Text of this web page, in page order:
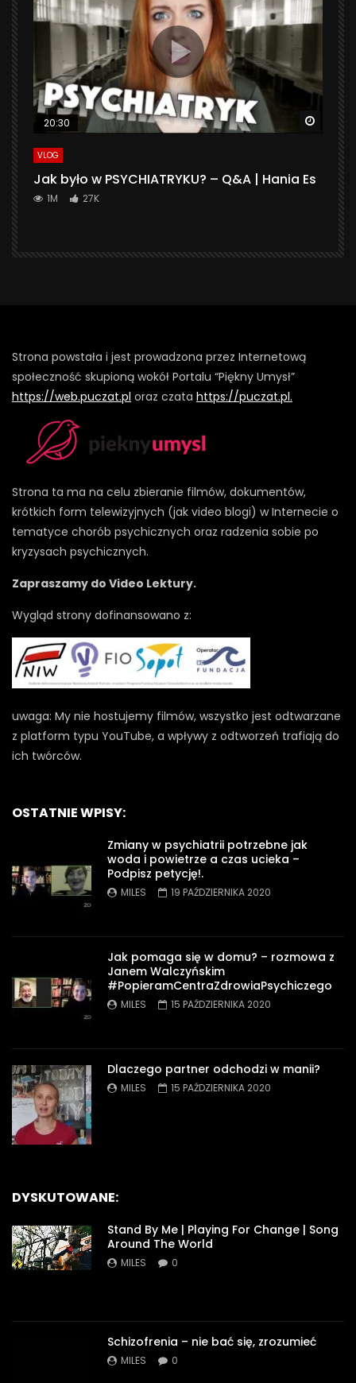
20:30
VLOG
Jak było w PSYCHIATRYKU? – Q&A | Hania Es
1M 27K
Strona powstała i jest prowadzona przez Internetową
społeczność skupioną wokół Portalu “Piękny Umysł”
https://web.puczat.pl oraz czata https://puczat.pl.
Strona ta ma na celu zbieranie filmów, dokumentów,
krótkich form telewizyjnych (jak video blogi) w Internecie o
tematyce chorób psychicznych oraz radzenia sobie po
kryzysach psychicznych.
Zapraszamy do Video Lektury.
Wygląd strony dofinansowano z:
uwaga: My nie hostujemy filmów, wszystko jest odtwarzane
z platform typu YouTube, a wpływy z odtworzeń trafiają do
ich twórców.
OSTATNIE WPISY:
Zmiany w psychiatrii potrzebne jak
woda i powietrze a czas ucieka –
Podpisz petycję!.
MILES 19 PAŹDZIERNIKA 2020
Jak pomaga się w domu? – rozmowa z
Janem Walczyńskim
#PopieramCentraZdrowiaPsychiczego
MILES 15 PAŹDZIERNIKA 2020
Dlaczego partner odchodzi w manii?
MILES 15 PAŹDZIERNIKA 2020
DYSKUTOWANE:
Stand By Me | Playing For Change | Song
Around The World
MILES 0
Schizofrenia – nie bać się, zrozumieć
MILES 0